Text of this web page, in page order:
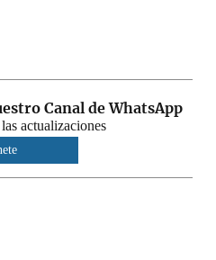
Canal de WhatsApp
actualizaciones